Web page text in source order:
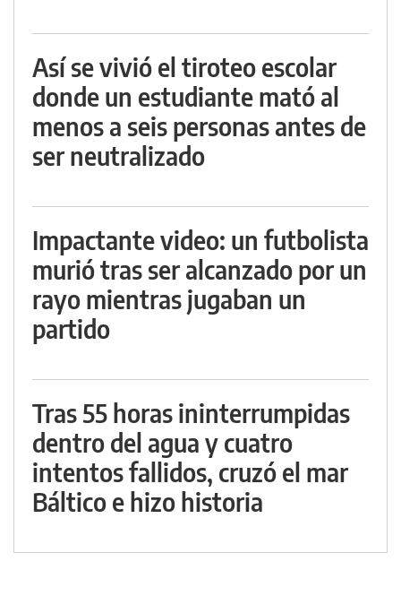
Así se vivió el tiroteo escolar
donde un estudiante mató al
menos a seis personas antes de
ser neutralizado
Impactante video: un futbolista
murió tras ser alcanzado por un
rayo mientras jugaban un
partido
Tras 55 horas ininterrumpidas
dentro del agua y cuatro
intentos fallidos, cruzó el mar
Báltico e hizo historia